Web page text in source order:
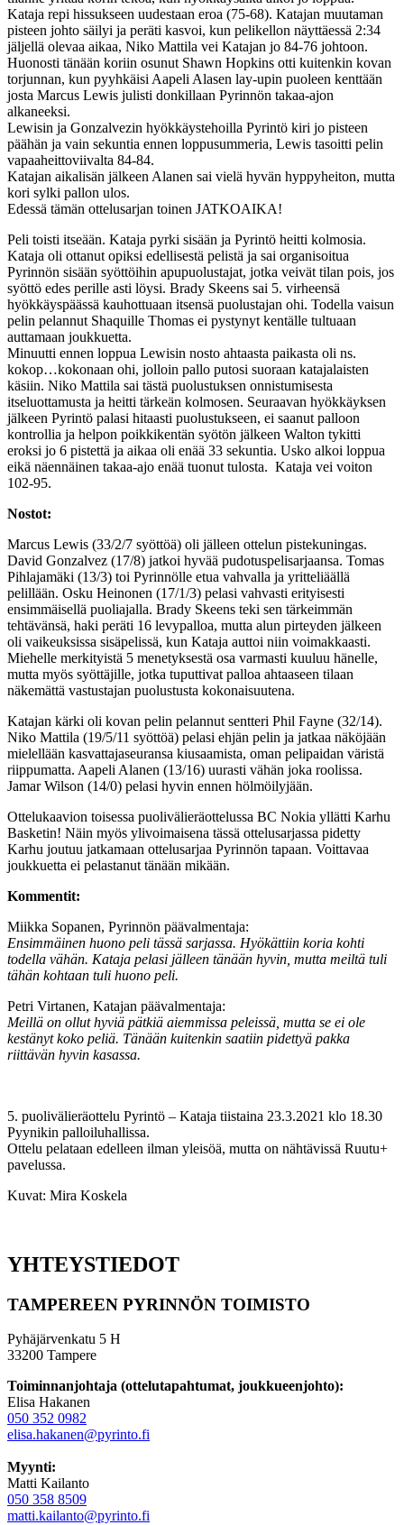
Kataja repi hissukseen uudestaan eroa (75-68). Katajan muutaman
pisteen johto säilyi ja peräti kasvoi, kun pelikellon näyttäessä 2:34
jäljellä olevaa aikaa, Niko Mattila vei Katajan jo 84-76 johtoon.
Huonosti tänään koriin osunut Shawn Hopkins otti kuitenkin kovan
torjunnan, kun pyyhkäisi Aapeli Alasen lay-upin puoleen kenttään
josta Marcus Lewis julisti donkillaan Pyrinnön takaa-ajon
alkaneeksi.
Lewisin ja Gonzalvezin hyökkäystehoilla Pyrintö kiri jo pisteen
päähän ja vain sekuntia ennen loppusummeria, Lewis tasoitti pelin
vapaaheittoviivalta 84-84.
Katajan aikalisän jälkeen Alanen sai vielä hyvän hyppyheiton, mutta
kori sylki pallon ulos.
Edessä tämän ottelusarjan toinen JATKOAIKA!
Peli toisti itseään. Kataja pyrki sisään ja Pyrintö heitti kolmosia.
Kataja oli ottanut opiksi edellisestä pelistä ja sai organisoitua
Pyrinnön sisään syöttöihin apupuolustajat, jotka veivät tilan pois, jos
syöttö edes perille asti löysi. Brady Skeens sai 5. virheensä
hyökkäyspäässä kauhottuaan itsensä puolustajan ohi. Todella vaisun
pelin pelannut Shaquille Thomas ei pystynyt kentälle tultuaan
auttamaan joukkuetta.
Minuutti ennen loppua Lewisin nosto ahtaasta paikasta oli ns.
kokop…kokonaan ohi, jolloin pallo putosi suoraan katajalaisten
käsiin. Niko Mattila sai tästä puolustuksen onnistumisesta
itseluottamusta ja heitti tärkeän kolmosen. Seuraavan hyökkäyksen
jälkeen Pyrintö palasi hitaasti puolustukseen, ei saanut palloon
kontrollia ja helpon poikkikentän syötön jälkeen Walton tykitti
eroksi jo 6 pistettä ja aikaa oli enää 33 sekuntia. Usko alkoi loppua
eikä näennäinen takaa-ajo enää tuonut tulosta. Kataja vei voiton
102-95.
Nostot:
Marcus Lewis (33/2/7 syöttöä) oli jälleen ottelun pistekuningas.
David Gonzalvez (17/8) jatkoi hyvää pudotuspelisarjaansa. Tomas
Pihlajamäki (13/3) toi Pyrinnölle etua vahvalla ja yritteliäällä
pelillään. Osku Heinonen (17/1/3) pelasi vahvasti erityisesti
ensimmäisellä puoliajalla. Brady Skeens teki sen tärkeimmän
tehtävänsä, haki peräti 16 levypalloa, mutta alun pirteyden jälkeen
oli vaikeuksissa sisäpelissä, kun Kataja auttoi niin voimakkaasti.
Miehelle merkityistä 5 menetyksestä osa varmasti kuuluu hänelle,
mutta myös syöttäjille, jotka tuputtivat palloa ahtaaseen tilaan
näkemättä vastustajan puolustusta kokonaisuutena.
Katajan kärki oli kovan pelin pelannut sentteri Phil Fayne (32/14).
Niko Mattila (19/5/11 syöttöä) pelasi ehjän pelin ja jatkaa näköjään
mielellään kasvattajaseuransa kiusaamista, oman pelipaidan väristä
riippumatta. Aapeli Alanen (13/16) uurasti vähän joka roolissa.
Jamar Wilson (14/0) pelasi hyvin ennen hölmöilyjään.
Ottelukaavion toisessa puolivälieräottelussa BC Nokia yllätti Karhu
Basketin! Näin myös ylivoimaisena tässä ottelusarjassa pidetty
Karhu joutuu jatkamaan ottelusarjaa Pyrinnön tapaan. Voittavaa
joukkuetta ei pelastanut tänään mikään.
Kommentit:
Miikka Sopanen, Pyrinnön päävalmentaja:
Ensimmäinen huono peli tässä sarjassa. Hyökättiin koria kohti
todella vähän. Kataja pelasi jälleen tänään hyvin, mutta meiltä tuli
tähän kohtaan tuli huono peli.
Petri Virtanen, Katajan päävalmentaja:
Meillä on ollut hyviä pätkiä aiemmissa peleissä, mutta se ei ole
kestänyt koko peliä. Tänään kuitenkin saatiin pidettyä pakka
riittävän hyvin kasassa.
5. puolivälieräottelu Pyrintö – Kataja tiistaina 23.3.2021 klo 18.30
Pyynikin palloiluhallissa.
Ottelu pelataan edelleen ilman yleisöä, mutta on nähtävissä Ruutu+
pavelussa.
Kuvat: Mira Koskela
YHTEYSTIEDOT
TAMPEREEN PYRINNÖN TOIMISTO
Pyhäjärvenkatu 5 H
33200 Tampere
Toiminnanjohtaja (ottelutapahtumat, joukkueenjohto):
Elisa Hakanen
050 352 0982
elisa.hakanen@pyrinto.fi
Myynti:
Matti Kailanto
050 358 8509
matti.kailanto@pyrinto.fi